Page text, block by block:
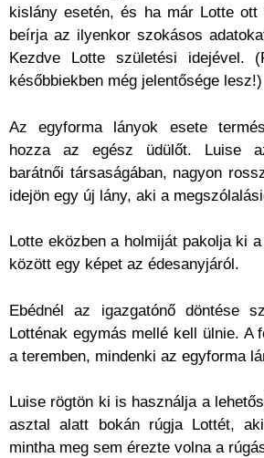
kislány esetén, és ha már Lotte
beírja az ilyenkor szokásos
Kezdve Lotte születési idejével.
későbbiekben még jelentősége lesz!)
Az egyforma lányok esete
hozza az egész üdülőt. Luise
barátnői társaságában, nagyon
idejön egy új lány, aki a
Lotte eközben a holmiját pakolja ki
között egy képet az édesanyjáról.
Ebédnél az igazgatónő döntése
Lotténak egymás mellé kell ülnie. A
a teremben, mindenki az egyforma
Luise rögtön ki is használja a
asztal alatt bokán rúgja Lottét,
mintha meg sem érezte volna a